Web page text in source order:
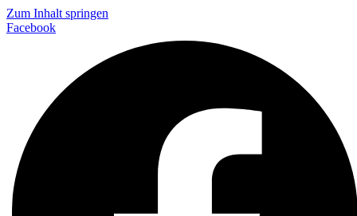
Zum Inhalt springen
Facebook